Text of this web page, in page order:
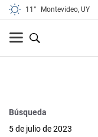
11° Montevideo, UY
Búsqueda
5 de julio de 2023